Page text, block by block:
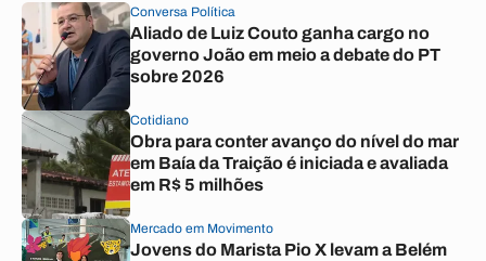
Conversa Política
Aliado de Luiz Couto ganha cargo no
governo João em meio a debate do PT
sobre 2026
Cotidiano
Obra para conter avanço do nível do mar
em Baía da Traição é iniciada e avaliada
em R$ 5 milhões
Mercado em Movimento
Jovens do Marista Pio X levam a Belém